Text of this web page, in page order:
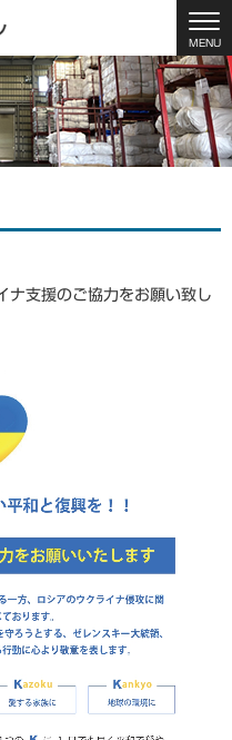
MENU
ナ支援のご協力をお願い致し